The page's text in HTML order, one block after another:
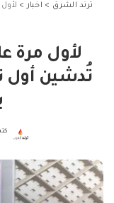
ترند الشرق > اخبار > لأول
لأول مرة
تُدشين أول